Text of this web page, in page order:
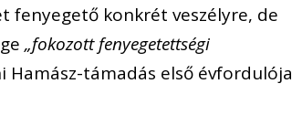
fenyegető konkrét veszélyre, de
„fokozott fenyegetettségi
támadás első évfordulója